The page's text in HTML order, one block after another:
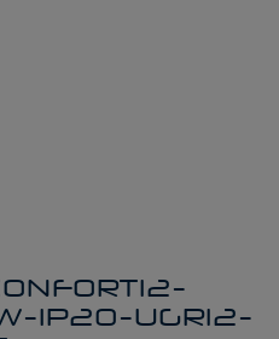
IP20-UGR12-